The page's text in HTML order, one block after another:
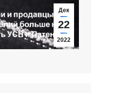
Дек
22
2022